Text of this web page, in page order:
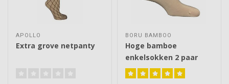
APOLLO
Extra grove netpanty
BORU BAMBOO
Hoge bamboe
enkelsokken 2 paar